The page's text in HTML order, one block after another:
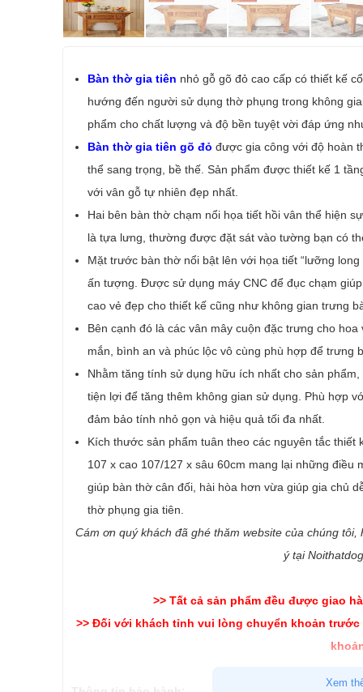
Bàn thờ gia tiên nhỏ gỗ gõ đỏ cao cấp có thiết kế
hướng đến người sử dụng thờ phụng trong không
phẩm cho chất lượng và độ bền tuyệt vời đáp ứng
Bàn thờ gia tiên gõ đỏ được gia công với độ hoàn
thể sang trọng, bề thế. Sản phẩm được thiết kế 1
với vân gỗ tự nhiên đẹp nhất.
Hai bên bàn thờ chạm nổi họa tiết hồi vân thể hiện
là tựa lưng, thường được đặt sát vào tường bạn có
Mặt trước bàn thờ nổi bật lên với họa tiết “lưỡng
ấn tượng. Được sử dụng máy CNC để đục chạm
cao vẻ đẹp cho thiết kế cũng như không gian trưng
Bên cạnh đó là các vân mây cuộn đặc trưng cho
mắn, bình an và phúc lộc vô cùng phù hợp để trưng
Nhằm tăng tính sử dụng hữu ích nhất cho sản
tiện lợi để tăng thêm không gian sử dụng. Phù hợp
đảm bảo tính nhỏ gọn và hiệu quả tối đa nhất.
Kích thước sản phẩm tuân theo các nguyên tắc
107 x cao 107/127 x sâu 60cm mang lại những điều
giúp bàn thờ cân đối, hài hòa hơn vừa giúp gia chủ
thờ phụng gia tiên.
Cám ơn quý khách đã ghé thăm website của chúng
ý tại
>> Tất cả sản phẩm đều được giao
>> Đối với khách tỉnh vui lòng chuyển khoản trước
Xem